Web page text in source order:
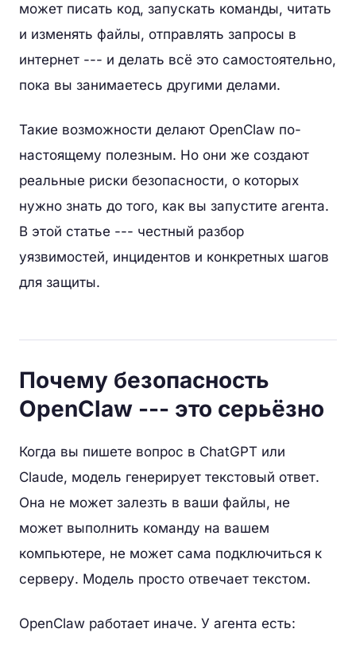
может писать код, запускать команды, читать
и изменять файлы, отправлять запросы в
интернет --- и делать всё это самостоятельно,
пока вы занимаетесь другими делами.
Такие возможности делают OpenClaw по-
настоящему полезным. Но они же создают
реальные риски безопасности, о которых
нужно знать до того, как вы запустите агента.
В этой статье --- честный разбор
уязвимостей, инцидентов и конкретных шагов
для защиты.
Почему безопасность
OpenClaw --- это серьёзно
Когда вы пишете вопрос в ChatGPT или
Claude, модель генерирует текстовый ответ.
Она не может залезть в ваши файлы, не
может выполнить команду на вашем
компьютере, не может сама подключиться к
серверу. Модель просто отвечает текстом.
OpenClaw работает иначе. У агента есть: